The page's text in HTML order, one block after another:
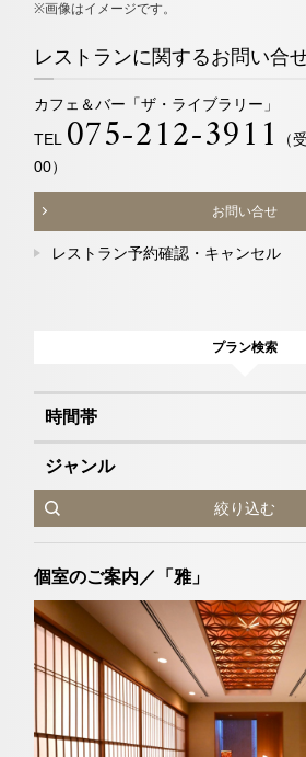
※画像はイメージです。
レストランに関するお問い合
カフェ＆バー「ザ・ライブラリー」
TEL
075-212-3911
（
00）
お問い合せ
レストラン予約確認・キャンセル
プラン検索
時間帯
ジャンル
絞り込む
個室のご案内／「雅」